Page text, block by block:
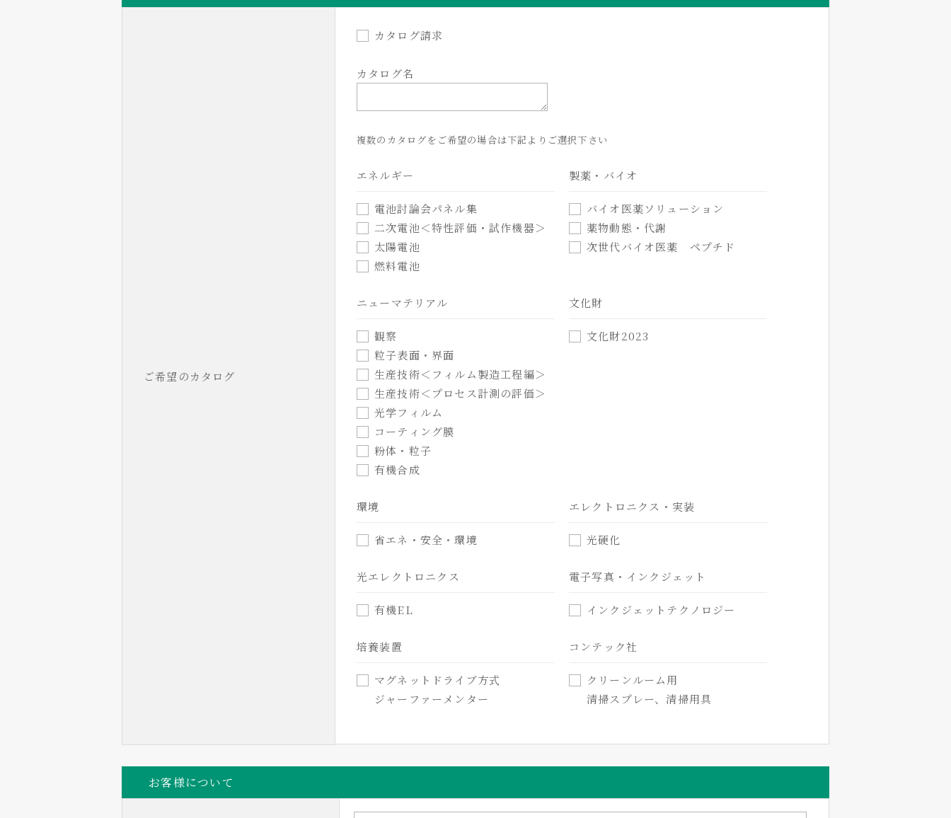
ご希望のカタログ
カタログ請求
カタログ名
複数のカタログをご希望の場合は下記よりご選択下さい
エネルギー
電池討論会パネル集
二次電池＜特性評価・試作機器＞
太陽電池
燃料電池
製薬・バイオ
バイオ医薬ソリューション
薬物動態・代謝
次世代バイオ医薬 ペプチド
ニューマテリアル
観察
粒子表面・界面
生産技術＜フィルム製造工程編＞
生産技術＜プロセス計測の評価＞
光学フィルム
コーティング膜
粉体・粒子
有機合成
文化財
文化財2023
環境
省エネ・安全・環境
エレクトロニクス・実装
光硬化
光エレクトロニクス
有機EL
電子写真・インクジェット
インクジェットテクノロジー
培養装置
マグネットドライブ方式
ジャーファーメンター
コンテック社
クリーンルーム用
清掃スプレー、清掃用具
お客様について